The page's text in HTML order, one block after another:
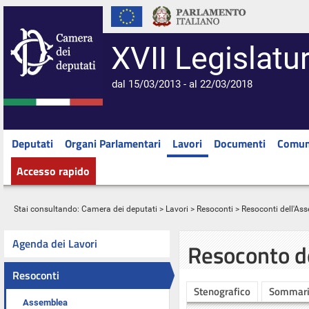
XVII
dal 15/03/2013 - al 22/03/2018
Deputati Organi Parlamentari Lavori Documenti
Accesso rapido
Stai consultando: Camera dei deputati > Lavori > Resoconti > Resoconti
Agenda dei Lavori
Resoconti
Assemblea
Resoconto
Stenografico